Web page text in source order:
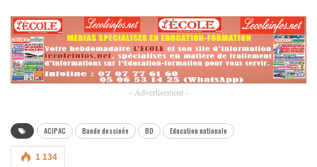
- Advertisement -
ACIPAC Bande dessinée BD Education nationale
1 134